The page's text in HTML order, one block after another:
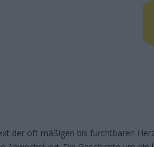
der oft mäßigen bis furchtbaren